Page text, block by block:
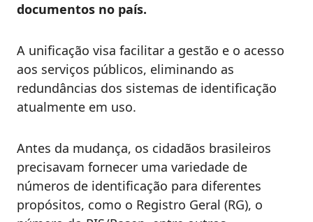
documentos no país.
A unificação visa facilitar a gestão e o acesso
aos serviços públicos, eliminando as
redundâncias dos sistemas de identificação
atualmente em uso.
Antes da mudança, os cidadãos brasileiros
precisavam fornecer uma variedade de
números de identificação para diferentes
propósitos, como o Registro Geral (RG), o